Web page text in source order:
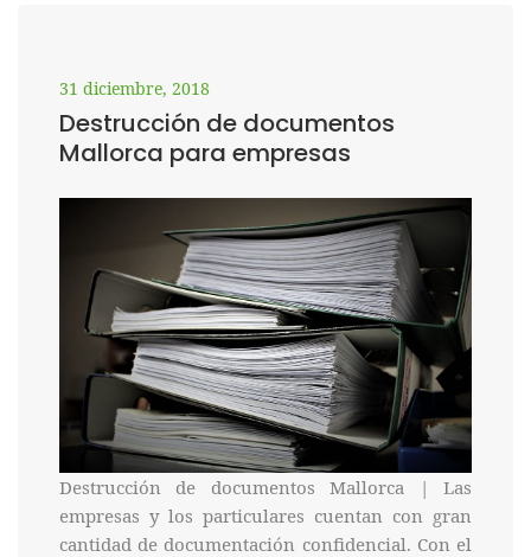
31 diciembre, 2018
Destrucción de documentos
Mallorca para empresas
Destrucción de documentos Mallorca | Las
empresas y los particulares cuentan con gran
cantidad de documentación confidencial. Con el